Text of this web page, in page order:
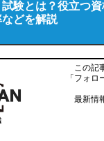
験とは？役立つ
どを解説
この記
「フォロ
最新情